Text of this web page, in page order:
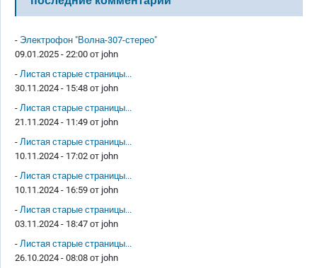
- Электрофон "Волна-307-стерео"
09.01.2025 - 22:00 от john
- Листая старые страницы...
30.11.2024 - 15:48 от john
- Листая старые страницы...
21.11.2024 - 11:49 от john
- Листая старые страницы...
10.11.2024 - 17:02 от john
- Листая старые страницы...
10.11.2024 - 16:59 от john
- Листая старые страницы...
03.11.2024 - 18:47 от john
- Листая старые страницы...
26.10.2024 - 08:08 от john